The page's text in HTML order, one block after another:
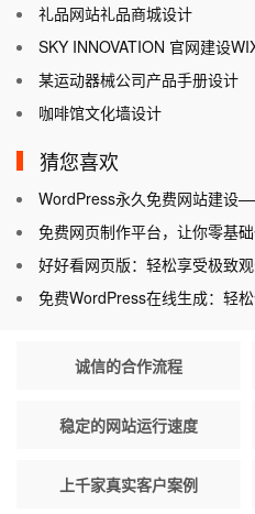
礼品网站礼品商城设计
SKY INNOVATION 官网建设
某运动器械公司产品手册设计
咖啡馆文化墙设计
猜您喜欢
WordPress永久免费网站建设——
免费网页制作平台，让你零基础
好好看网页版：轻松享受极致
免费WordPress在线生成：轻松创建专属
诚信的合作流程
稳定的网站运行速度
上千家真实客户案例